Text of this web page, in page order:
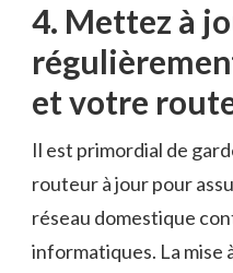
4. Mettez à
et votre
Il est primordial de
routeur à jour pour
réseau domestique
informatiques. La mise